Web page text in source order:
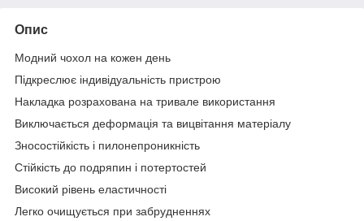
Опис
Модний чохол на кожен день
Підкреслює індивідуальність пристрою
Накладка розрахована на тривале використання
Виключається деформацiя та вицвiтання матерiалу
Зносостійкість і пилонепроникність
Стійкість до подряпин і потертостей
Високий рівень еластичності
Легко очищується при забрудненнях